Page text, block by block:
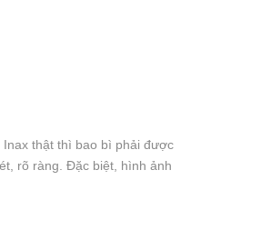
thật thì bao bì phải được
rõ ràng. Đặc biệt, hình ảnh